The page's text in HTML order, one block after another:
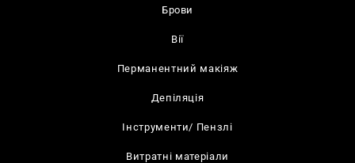
Брови
Вії
Перманентний макіяж
Депіляція
Інструменти/ Пензлі
Витратні матеріали